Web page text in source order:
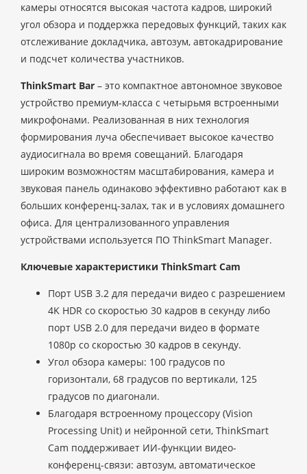
камеры относятся высокая частота кадров, широкий
угол обзора и поддержка передовых функций, таких как
отслеживание докладчика, автозум, автокадрирование
и подсчет количества участников.
ThinkSmart Bar – это компактное автономное звуковое
устройство премиум-класса с четырьмя встроенными
микрофонами. Реализованная в них технология
формирования луча обеспечивает высокое качество
аудиосигнала во время совещаний. Благодаря
широким возможностям масштабирования, камера и
звуковая панель одинаково эффективно работают как в
больших конференц-залах, так и в условиях домашнего
офиса. Для централизованного управления
устройствами используется ПО ThinkSmart Manager.
Ключевые характеристики ThinkSmart Cam
Порт USB 3.2 для передачи видео с разрешением
4K HDR со скоростью 30 кадров в секунду либо
порт USB 2.0 для передачи видео в формате
1080p со скоростью 30 кадров в секунду.
Угол обзора камеры: 100 градусов по
горизонтали, 68 градусов по вертикали, 125
градусов по диагонали.
Благодаря встроенному процессору (Vision
Processing Unit) и нейронной сети, ThinkSmart
Cam поддерживает ИИ-функции видео-
конференц-связи: автозум, автоматическое